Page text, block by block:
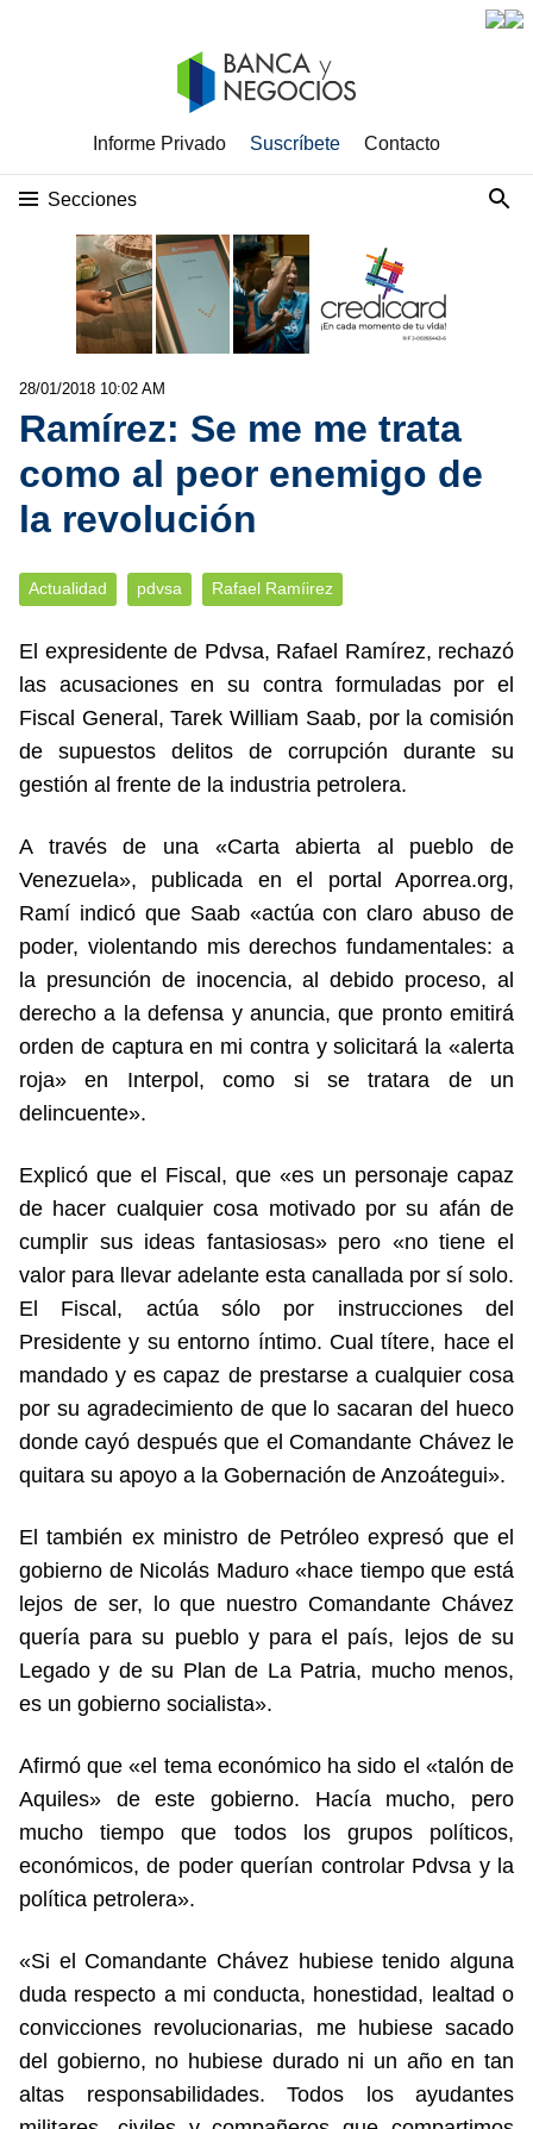
Informe Privado Suscríbete Contacto
Secciones
28/01/2018 10:02 AM
Ramírez: Se me me trata
como al peor enemigo de
la revolución
Actualidad pdvsa Rafael Ramíirez
El expresidente de Pdvsa, Rafael Ramírez, rechazó
las acusaciones en su contra formuladas por el
Fiscal General, Tarek William Saab, por la comisión
de supuestos delitos de corrupción durante su
gestión al frente de la industria petrolera.
A través de una «Carta abierta al pueblo de
Venezuela», publicada en el portal Aporrea.org,
Ramí indicó que Saab «actúa con claro abuso de
poder, violentando mis derechos fundamentales: a
la presunción de inocencia, al debido proceso, al
derecho a la defensa y anuncia, que pronto emitirá
orden de captura en mi contra y solicitará la «alerta
roja» en Interpol, como si se tratara de un
delincuente».
Explicó que el Fiscal, que «es un personaje capaz
de hacer cualquier cosa motivado por su afán de
cumplir sus ideas fantasiosas» pero «no tiene el
valor para llevar adelante esta canallada por sí solo.
El Fiscal, actúa sólo por instrucciones del
Presidente y su entorno íntimo. Cual títere, hace el
mandado y es capaz de prestarse a cualquier cosa
por su agradecimiento de que lo sacaran del hueco
donde cayó después que el Comandante Chávez le
quitara su apoyo a la Gobernación de Anzoátegui».
El también ex ministro de Petróleo expresó que el
gobierno de Nicolás Maduro «hace tiempo que está
lejos de ser, lo que nuestro Comandante Chávez
quería para su pueblo y para el país, lejos de su
Legado y de su Plan de La Patria, mucho menos,
es un gobierno socialista».
Afirmó que «el tema económico ha sido el «talón de
Aquiles» de este gobierno. Hacía mucho, pero
mucho tiempo que todos los grupos políticos,
económicos, de poder querían controlar Pdvsa y la
política petrolera».
«Si el Comandante Chávez hubiese tenido alguna
duda respecto a mi conducta, honestidad, lealtad o
convicciones revolucionarias, me hubiese sacado
del gobierno, no hubiese durado ni un año en tan
altas responsabilidades. Todos los ayudantes